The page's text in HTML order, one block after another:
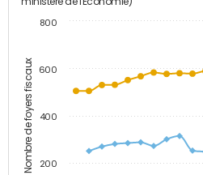
Nombre de foyers fiscaux 200
400
600
800